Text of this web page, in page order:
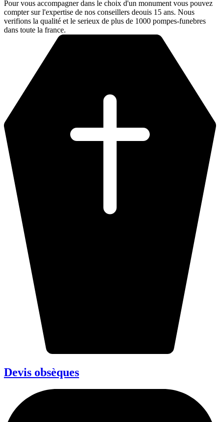
Pour vous accompagner dans le choix d'un monument vous pouvez
compter sur l'expertise de nos conseillers deouis 15 ans. Nous
verifions la qualité et le serieux de plus de 1000 pompes-funebres
dans toute la france.
Devis obsèques